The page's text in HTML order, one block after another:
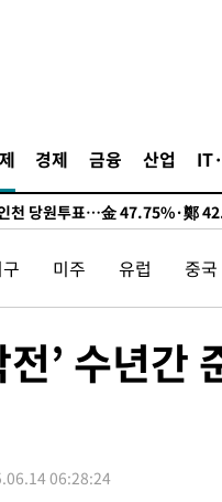
경제 금융 산업
0.6% 나스닥 1.3%↑
근접…美 배상 선행돼야"
투표 누적 득표율 45.42%로 1
뻐…등번호 7번 의미보단 팀 위
시간당 30㎜ '강한 비'[내일날씨]
마음 느꼈고, 많은 트로피 원해
적 환자 3000명 돌파
도로 잠기고 담벼락 붕괴
리 발견…감정가 1.3억원
'홈팀' 일본과 한일전
미주 유럽 중국
전’ 수년
06:28:24